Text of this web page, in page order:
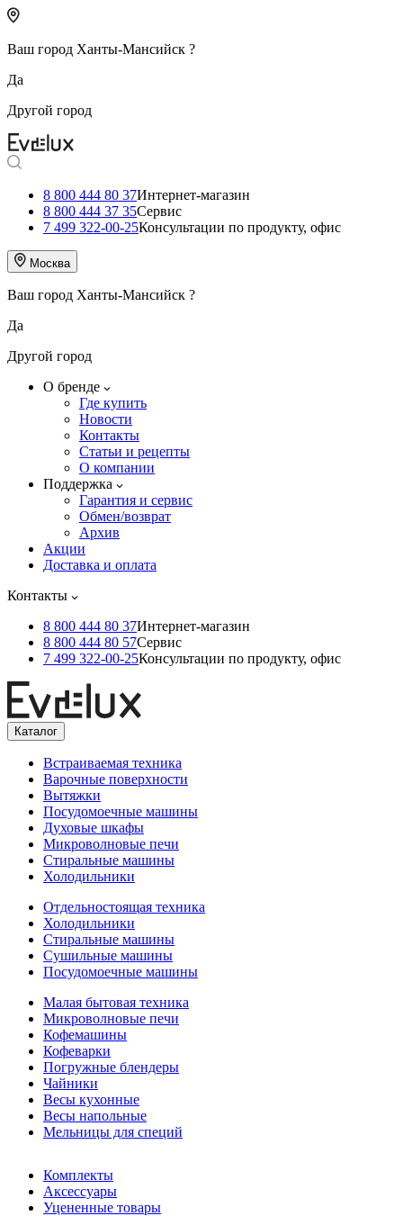
Ваш город Ханты-Мансийск ?
Да
Другой город
8 800 444 80 37Интернет-магазин
8 800 444 37 35Сервис
7 499 322-00-25Консультации по продукту, офис
Москва
Ваш город Ханты-Мансийск ?
Да
Другой город
О бренде
Где купить
Новости
Контакты
Статьи и рецепты
О компании
Поддержка
Гарантия и сервис
Обмен/возврат
Архив
Акции
Доставка и оплата
Контакты
8 800 444 80 37Интернет-магазин
8 800 444 80 57Сервис
7 499 322-00-25Консультации по продукту, офис
Каталог
Встраиваемая техника
Варочные поверхности
Вытяжки
Посудомоечные машины
Духовые шкафы
Микроволновые печи
Стиральные машины
Холодильники
Отдельностоящая техника
Холодильники
Стиральные машины
Сушильные машины
Посудомоечные машины
Малая бытовая техника
Микроволновые печи
Кофемашины
Кофеварки
Погружные блендеры
Чайники
Весы кухонные
Весы напольные
Мельницы для специй
Комплекты
Аксессуары
Уцененные товары